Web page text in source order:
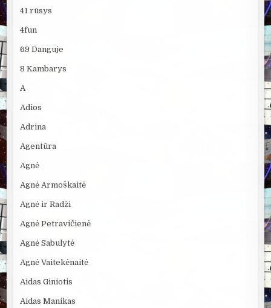
41 rūsys
4fun
69 Danguje
8 Kambarys
A
Adios
Adrina
Agentūra
Agnė
Agnė Armoškaitė
Agnė ir Radži
Agnė Petravičienė
Agnė Sabulytė
Agnė Vaitekėnaitė
Aidas Giniotis
Aidas Manikas